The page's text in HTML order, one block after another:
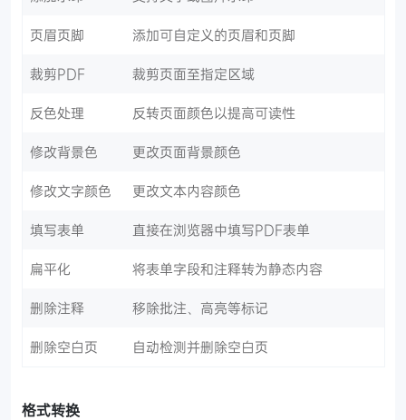
页眉页脚 添加可自定义的页眉和页脚
裁剪PDF 裁剪页面至指定区域
反色处理 反转页面颜色以提高可读性
修改背景色 更改页面背景颜色
修改文字颜色 更改文本内容颜色
填写表单 直接在浏览器中填写PDF表单
扁平化 将表单字段和注释转为静态内容
删除注释 移除批注、高亮等标记
删除空白页 自动检测并删除空白页
格式转换